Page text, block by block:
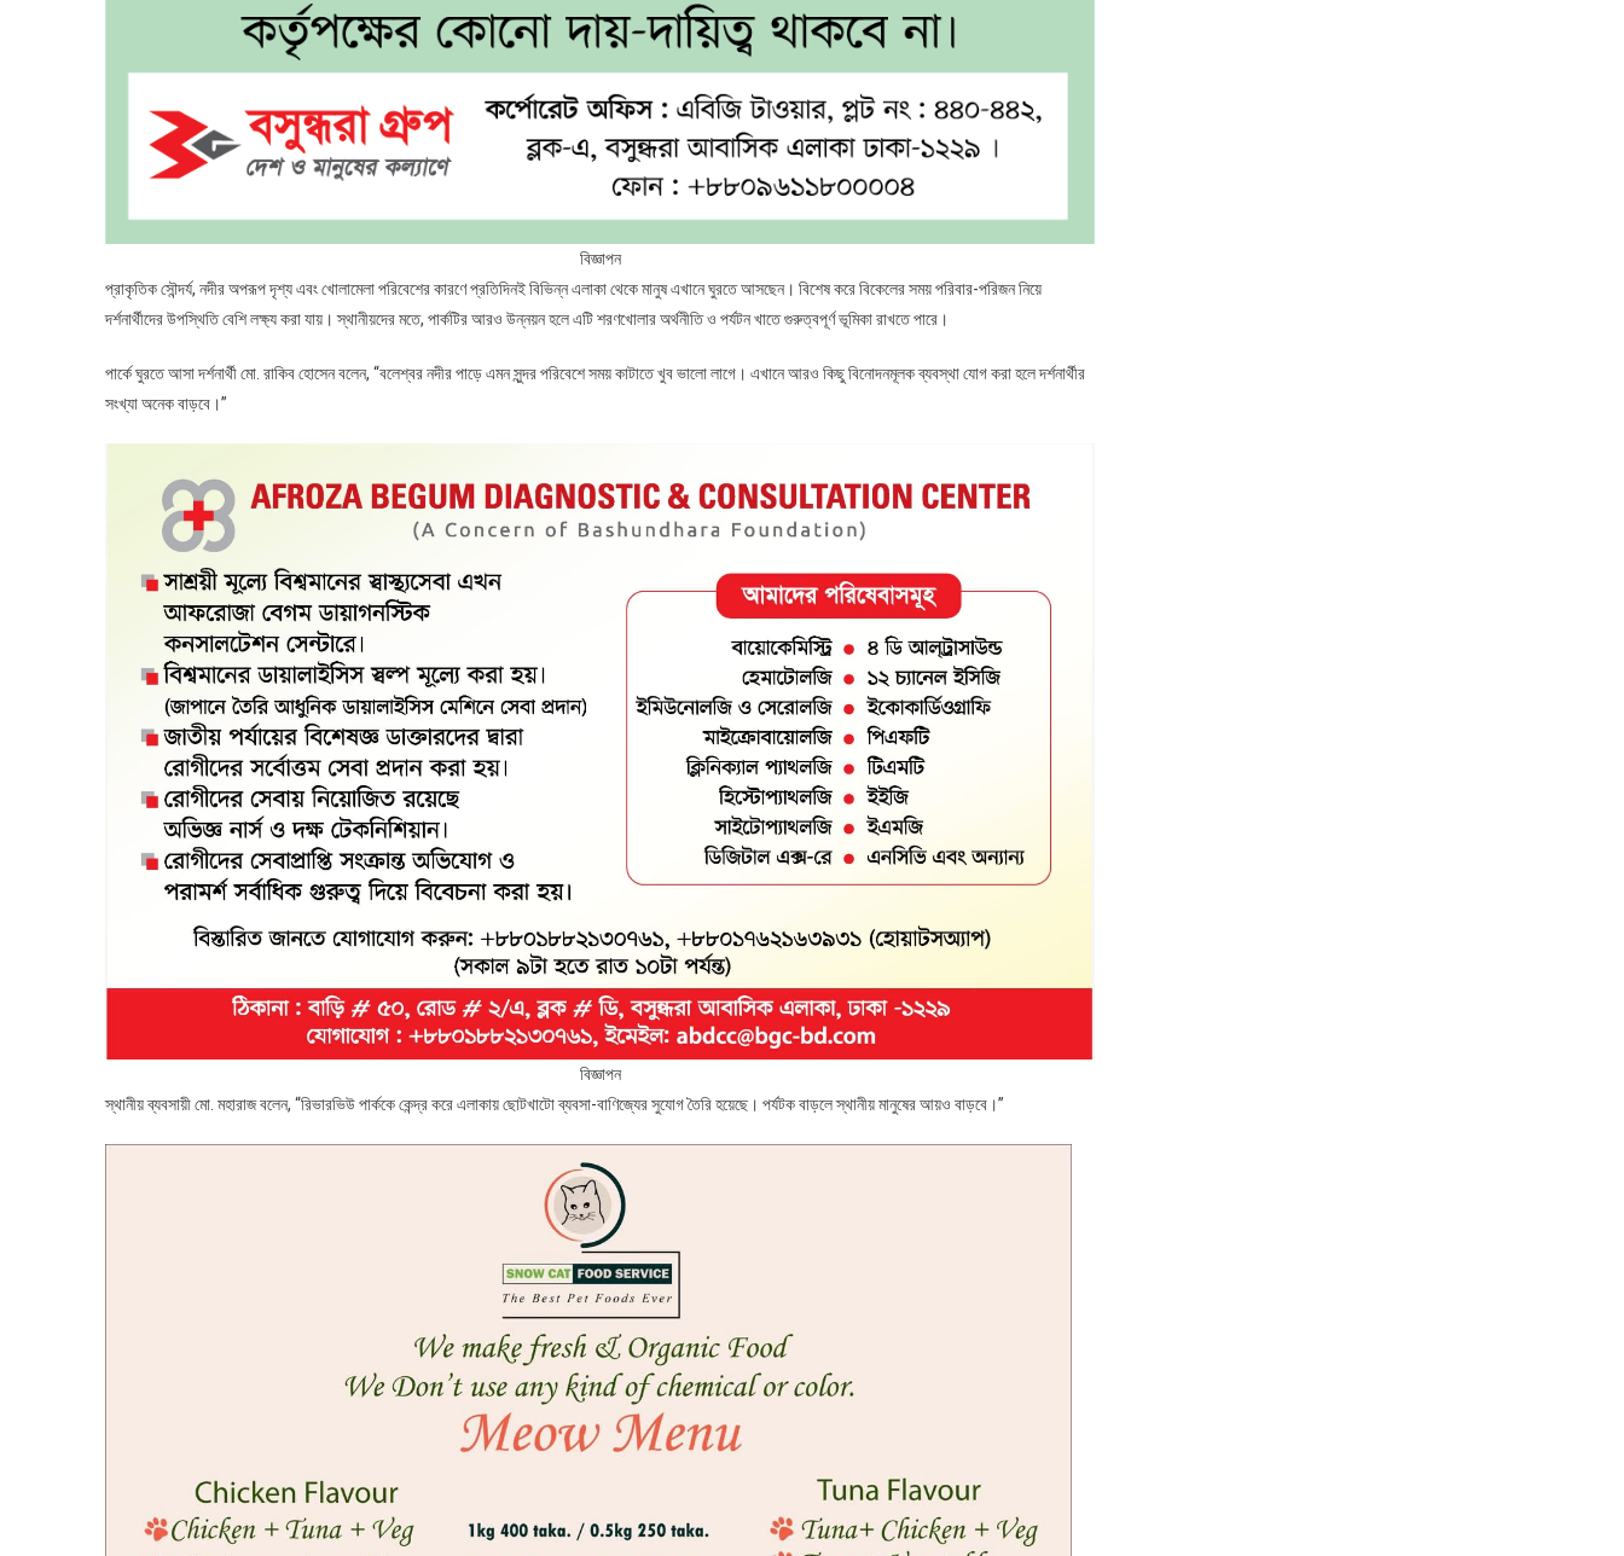
বিজ্ঞাপন
প্রাকৃতিক সৌন্দর্য, নদীর অপরূপ দৃশ্য এবং খোলামেলা পরিবেশের কারণে প্রতিদিনই বিভিন্ন এলাকা থেকে মানুষ এখানে ঘুরতে আসছেন। বিশেষ করে বিকেলের সময় পরিবার-পরিজন নিয়ে
দর্শনার্থীদের উপস্থিতি বেশি লক্ষ্য করা যায়। স্থানীয়দের মতে, পার্কটির আরও উন্নয়ন হলে এটি শরণখোলার অর্থনীতি ও পর্যটন খাতে গুরুত্বপূর্ণ ভূমিকা রাখতে পারে।
পার্কে ঘুরতে আসা দর্শনার্থী মো. রাকিব হোসেন বলেন, “বলেশ্বর নদীর পাড়ে এমন সুন্দর পরিবেশে সময় কাটাতে খুব ভালো লাগে। এখানে আরও কিছু বিনোদনমূলক ব্যবস্থা যোগ করা হলে দর্শনার্থীর
সংখ্যা অনেক বাড়বে।”
বিজ্ঞাপন
স্থানীয় ব্যবসায়ী মো. মহারাজ বলেন, “রিভারভিউ পার্ককে কেন্দ্র করে এলাকায় ছোটখাটো ব্যবসা-বাণিজ্যের সুযোগ তৈরি হয়েছে। পর্যটক বাড়লে স্থানীয় মানুষের আয়ও বাড়বে।”